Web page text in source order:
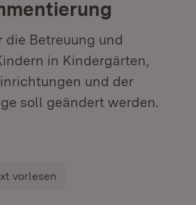
die Betreuung und
in Kindergärten,
und der
soll geändert werden.
vorlesen